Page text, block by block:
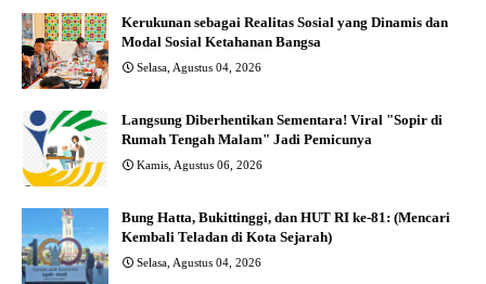
Kerukunan sebagai Realitas Sosial yang Dinamis dan
Modal Sosial Ketahanan Bangsa
Selasa, Agustus 04, 2026
Langsung Diberhentikan Sementara! Viral "Sopir di
Rumah Tengah Malam" Jadi Pemicunya
Kamis, Agustus 06, 2026
Bung Hatta, Bukittinggi, dan HUT RI ke-81: (Mencari
Kembali Teladan di Kota Sejarah)
Selasa, Agustus 04, 2026